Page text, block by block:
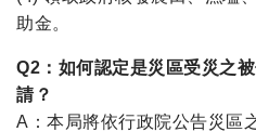
助金。
Q2：如何認定是災區受災之
請？
A：本局將依行政院公告災區